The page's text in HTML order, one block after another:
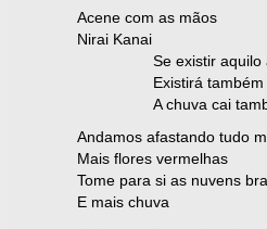
Acene com as mãos
Nirai Kanai
Se existir aquilo
Existirá
A chuva cai
Andamos afastando tudo
Mais flores vermelhas
Tome para si as nuvens
E mais chuva